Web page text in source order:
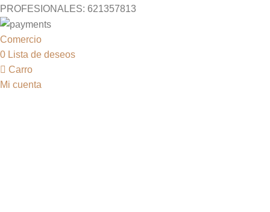
PROFESIONALES: 621357813
Comercio
0 Lista de deseos
Carro
Mi cuenta